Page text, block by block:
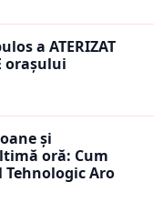
a ATERIZAT
orașului
și
oră: Cum
Tehnologic Aro